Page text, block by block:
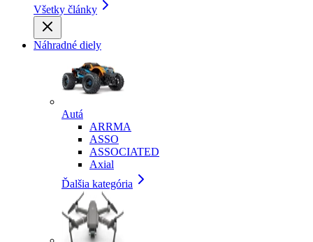
Všetky články
Náhradné diely
Autá
ARRMA
ASSO
ASSOCIATED
Axial
Ďalšia kategória